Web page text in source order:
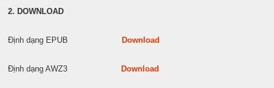
2. DOWNLOAD
Định dạng EPUB Download
Định dạng AWZ3 Download